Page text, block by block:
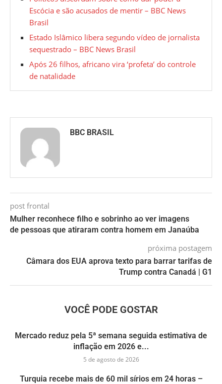
Escócia e são acusados de mentir – BBC News
Brasil
Estado Islâmico libera segundo vídeo de jornalista
sequestrado – BBC News Brasil
Após 26 filhos, africano vira ‘profeta’ do controle
de natalidade
BBC BRASIL
post frontal
Mulher reconhece filho e sobrinho ao ver imagens
de pessoas que atiraram contra homem em Janaúba
próxima postagem
Câmara dos EUA aprova texto para barrar tarifas de
Trump contra Canadá | G1
VOCÊ PODE GOSTAR
Mercado reduz pela 5ª semana seguida estimativa de
inflação em 2026 e...
5 de agosto de 2026
Turquia recebe mais de 60 mil sírios em 24 horas –